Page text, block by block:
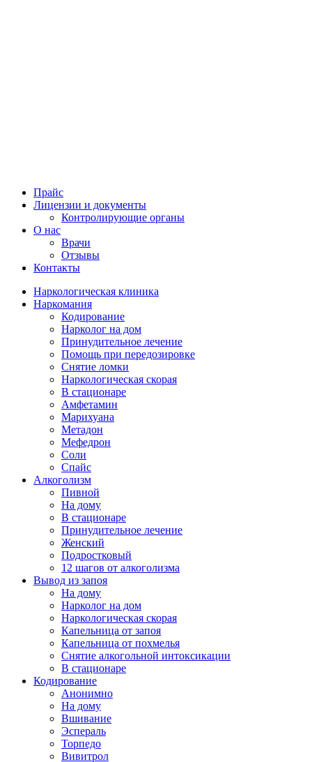
Прайс
Лицензии и документы
Контролирующие органы
О нас
Врачи
Отзывы
Контакты
Наркологическая клиника
Наркомания
Кодирование
Нарколог на дом
Принудительное лечение
Помощь при передозировке
Снятие ломки
Наркологическая скорая
В стационаре
Амфетамин
Марихуана
Метадон
Мефедрон
Соли
Спайс
Алкоголизм
Пивной
На дому
В стационаре
Принудительное лечение
Женский
Подростковый
12 шагов от алкоголизма
Вывод из запоя
На дому
Нарколог на дом
Наркологическая скорая
Капельница от запоя
Капельница от похмелья
Снятие алкогольной интоксикации
В стационаре
Кодирование
Анонимно
На дому
Вшивание
Эспераль
Торпедо
Вивитрол